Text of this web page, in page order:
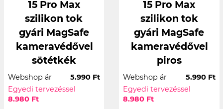
15 Pro Max
szilikon tok
gyári MagSafe
kameravédővel
sötétkék
Webshop ár
5.990 Ft
Egyedi tervezéssel
8.980 Ft
15 Pro Max
szilikon tok
gyári MagSafe
kameravédővel
piros
Webshop ár
5.990 Ft
Egyedi tervezéssel
8.980 Ft